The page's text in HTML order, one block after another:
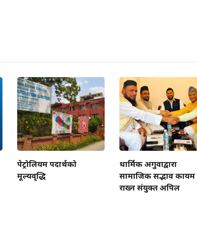
पेट्रोलियम पदार्थको
मूल्यवृद्धि
धार्मिक अगुवाद्वारा
सामाजिक सद्भाव कायम
राख्न संयुक्त अपिल